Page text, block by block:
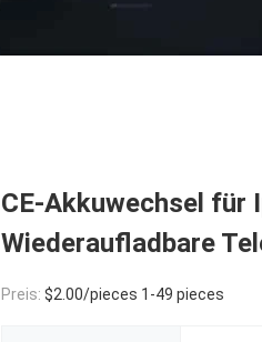
CE-Akkuwechsel für
Wiederaufladbare
Preis: $2.00/pieces 1-49 pieces